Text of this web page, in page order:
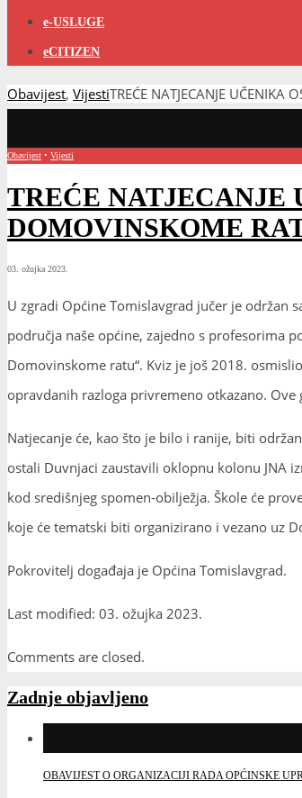
e-USLUGE
eCITIZEN
Obavijest, VijestiTREĆE NATJECANJE UČENIKA
Obavijest • Vijesti
TREĆE NATJECANJE
DOMOVINSKOME
03. ožujka 2023.
U zgradi Općine Tomislavgrad jučer je održan
područja naše općine, zajedno s profesorima
Domovinskome ratu“. Kviz je još 2018.
opravdanih razloga privremeno otkazano.
Natjecanje će, kao što je bilo i ranije, biti
ostali Duvnjaci zaustavili oklopnu kolonu JNA
kod središnjeg spomen-obilježja. Škole će
koje će tematski biti organizirano i vezano uz
Pokrovitelj događaja je Općina Tomislavgrad.
Last modified: 03. ožujka 2023.
Comments are closed.
Zadnje objavljeno
OBAVIJEST O ORGANIZACIJI RADA OPĆINSKE